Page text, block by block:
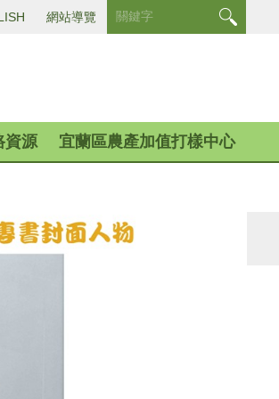
網站導覽
資源 宜蘭區農產加值打樣中心